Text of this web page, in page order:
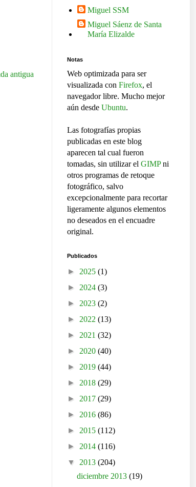
antigua
Miguel SSM
Miguel Sáenz de Santa
María Elizalde
Notas
Web optimizada para ser
visualizada con Firefox, el
navegador libre. Mucho mejor
aún desde Ubuntu.
Las fotografías propias
publicadas en este blog
aparecen tal cual fueron
tomadas, sin utilizar el GIMPni
otros programas de retoque
fotográfico, salvo
excepcionalmente para recortar
ligeramente algunos elementos
no deseados en el encuadre
original.
Publicados
► 2025 (1)
► 2024 (3)
► 2023 (2)
► 2022 (13)
► 2021 (32)
► 2020 (40)
► 2019 (44)
► 2018 (29)
► 2017 (29)
► 2016 (86)
► 2015 (112)
► 2014 (116)
▼ 2013 (204)
diciembre 2013(19)